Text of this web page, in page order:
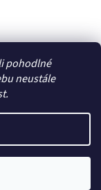
pohodlné
neustále
. Všechna práva